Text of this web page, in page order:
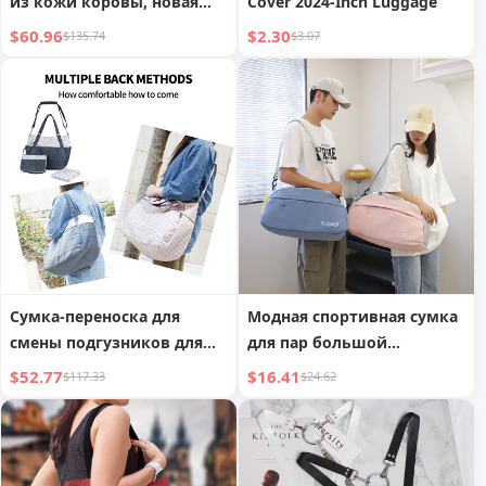
сумка для рук, сумка
плечо, дамская сумка
$60.96$135.74 $2.30$3.07
Сумка-переноска для
смены подгузников для
мам, дорожная сумка-тоут
$52.77$117.33
Модная спортивная сумка
для пар большой
вместимости с
разделением на сухое и
влажное, спортивная
сумка, дорожная сумка,
легкий багаж для
$16.41$24.62